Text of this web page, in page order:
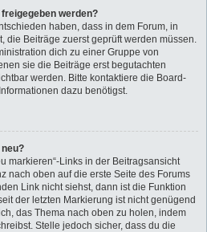
werden?
haben, dass in dem Forum, in
die Beiträge zuerst geprüft werden müssen.
dich zu einer Gruppe von
sie die Beiträge erst begutachten
werden. Bitte kontaktiere die Board-
dazu benötigst.
markieren“-Links in der Beitragsansicht
nach oben auf die erste Seite des Forums
Link nicht siehst, dann ist die Funktion
der letzten Markierung ist nicht genügend
das Thema nach oben zu holen, indem
Stelle jedoch sicher, dass du die